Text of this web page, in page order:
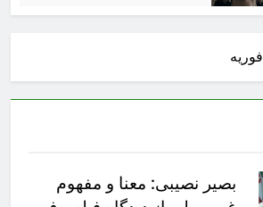
فوریه
بصیر نصیبی: معنا و مفهوم